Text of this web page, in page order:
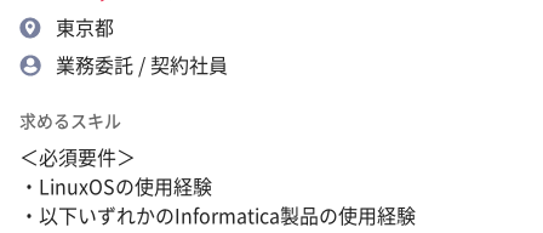
東京都
業務委託 / 契約社員
求めるスキル
＜必須要件＞
・LinuxOSの使用経験
・以下いずれかのInformatica製品の使用経験